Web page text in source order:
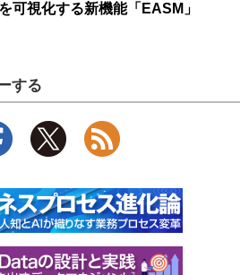
可視化する新機能「EASM」
する